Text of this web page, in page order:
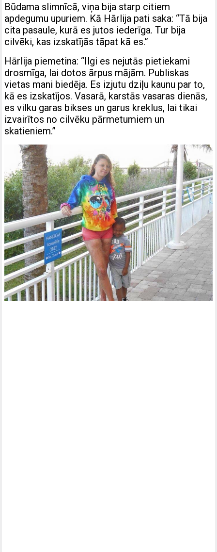
Būdama slimnīcā, viņa bija starp citiem
apdegumu upuriem. Kā Hārlija pati saka: “Tā bija
cita pasaule, kurā es jutos iederīga. Tur bija
cilvēki, kas izskatījās tāpat kā es.”
Hārlija piemetina: “Ilgi es nejutās pietiekami
drosmīga, lai dotos ārpus mājām. Publiskas
vietas mani biedēja. Es izjutu dziļu kaunu par to,
kā es izskatījos. Vasarā, karstās vasaras dienās,
es vilku garas bikses un garus kreklus, lai tikai
izvairītos no cilvēku pārmetumiem un
skatieniem.”